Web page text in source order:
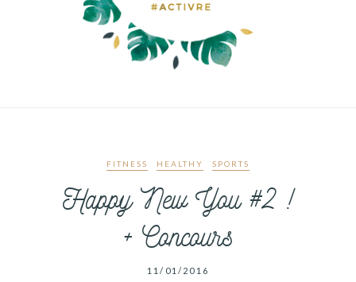
FITNESS HEALTHY SPORTS
Happy New You #2 !
+ Concours
11/01/2016